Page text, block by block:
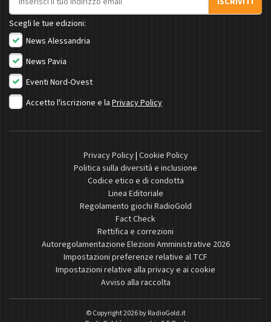
Scegli le tue edizioni:
News Alessandria
News Pavia
Eventi Nord-Ovest
Accetto l'iscrizione e la Privacy Policy
Privacy Policy| Cookie Policy
Politica sulla diversità e inclusione
Codice etico e di condotta
Linea Editoriale
Regolamento giochi RadioGold
Fact Check
Rettifica e correzioni
Autoregolamentazione Elezioni Amministrative 2026
Impostazioni preferenze relative al TCF
Impostazioni relative alla privacy e ai cookie
Avviso alla raccolta
© Copyright 2026 byRadioGold.it